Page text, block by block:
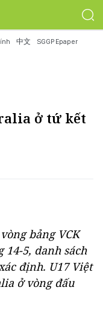
中文 SGGP Epaper
ở tứ kết
bảng VCK
14-5, danh sách
định. U17 Việt
ở vòng đấu